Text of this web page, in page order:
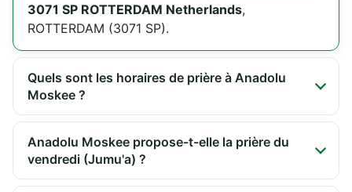
3071 SP ROTTERDAM Netherlands,
ROTTERDAM (3071 SP).
Quels sont les horaires de prière à Anadolu
Moskee ?
Anadolu Moskee propose-t-elle la prière du
vendredi (Jumu'a) ?